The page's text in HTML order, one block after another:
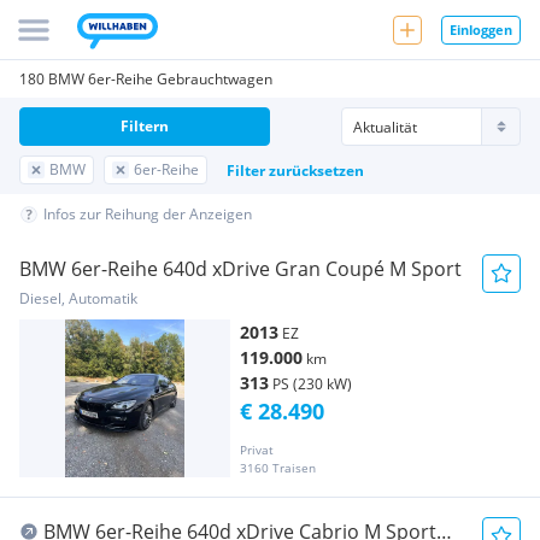
Einloggen
180 BMW 6er-Reihe Gebrauchtwagen
BMW 6er-Reihe Filter zurücksetzen
Filtern
Infos zur Reihung der Anzeigen
BMW 6er-Reihe 640d xDrive Gran Coupé M Sport
Diesel, Automatik
2013 EZ
119.000 km
313 PS (230 kW)
Privat
3160 Traisen
€ 28.490
BMW 6er-Reihe 640d xDrive Cabrio M Sport